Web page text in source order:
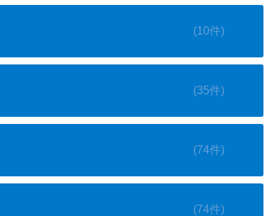
(10件)
(35件)
(74件)
(74件)